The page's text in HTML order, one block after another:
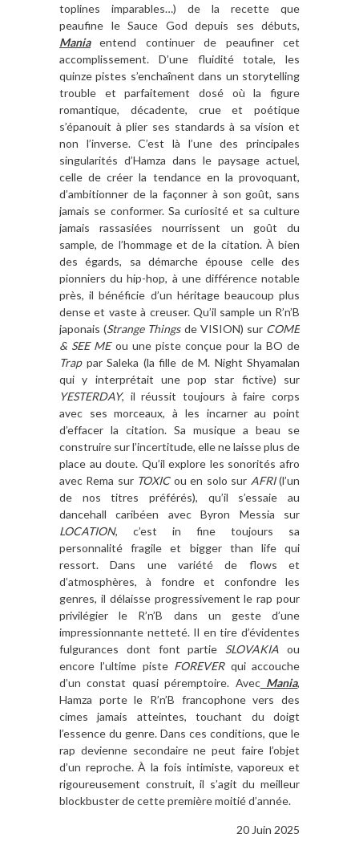
toplines imparables…) de la recette que
peaufine le Sauce God depuis ses débuts,
Maniaentend continuer de peaufiner cet
accomplissement. D’une fluidité totale, les
quinze pistes s’enchaînent dans un storytelling
trouble et parfaitement dosé où la figure
romantique, décadente, crue et poétique
s’épanouit à plier ses standards à sa vision et
non l’inverse. C’est là l’une des principales
singularités d’Hamza dans le paysage actuel,
celle de créer la tendance en la provoquant,
d’ambitionner de la façonner à son goût, sans
jamais se conformer. Sa curiosité et sa culture
jamais rassasiées nourrissent un goût du
sample, de l’hommage et de la citation. À bien
des égards, sa démarche épouse celle des
pionniers du hip-hop, à une différence notable
près, il bénéficie d’un héritage beaucoup plus
dense et vaste à creuser. Qu’il sample un R’n’B
japonais (Strange Thingsde VISION) sur COME
& SEE MEou une piste conçue pour la BO de
Trappar Saleka (la fille de M. Night Shyamalan
qui y interprétait une pop star fictive) sur
YESTERDAY, il réussit toujours à faire corps
avec ses morceaux, à les incarner au point
d’effacer la citation. Sa musique a beau se
construire sur l’incertitude, elle ne laisse plus de
place au doute. Qu’il explore les sonorités afro
avec Rema sur TOXICou en solo sur AFRI(l’un
de nos titres préférés), qu’il s’essaie au
dancehall caribéen avec Byron Messia sur
LOCATION, c’est in fine toujours sa
personnalité fragile et bigger than life qui
ressort. Dans une variété de flows et
d’atmosphères, à fondre et confondre les
genres, il délaisse progressivement le rap pour
privilégier le R’n’B dans un geste d’une
impressionnante netteté. Il en tire d’évidentes
fulgurances dont font partie SLOVAKIA ou
encore l’ultime piste FOREVERqui accouche
d’un constat quasi péremptoire. AvecMania,
Hamza porte le R’n’B francophone vers des
cimes jamais atteintes, touchant du doigt
l’essence du genre. Dans ces conditions, que le
rap devienne secondaire ne peut faire l’objet
d’un reproche. À la fois intimiste, vaporeux et
rigoureusement construit, il s’agit du meilleur
blockbuster de cette première moitié d’année.
20 Juin 2025